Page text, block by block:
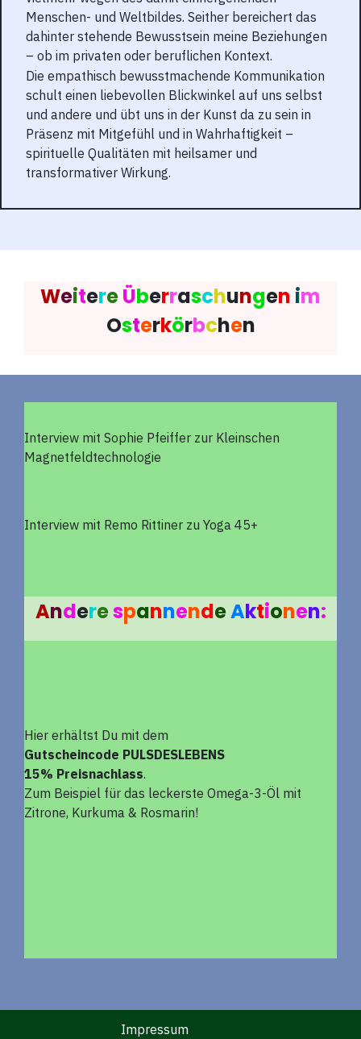
Menschen- und Weltbildes. Seither bereichert das
dahinter stehende Bewusstsein meine Beziehungen
– ob im privaten oder beruflichen Kontext.
Die empathisch bewusstmachende Kommunikation
schult einen liebevollen Blickwinkel auf uns selbst
und andere und übt uns in der Kunst da zu sein in
Präsenz mit Mitgefühl und in Wahrhaftigkeit –
spirituelle Qualitäten mit heilsamer und
transformativer Wirkung.
WeitereÜberraschungen im
Osterkörbchen
Interview mit Sophie Pfeiffer zur Kleinschen
Magnetfeldtechnologie
Interview mit Remo Rittiner zu Yoga 45+
AnderespannendeAktionen:
Hier erhältst Du mit dem
Gutscheincode PULSDESLEBENS
15% Preisnachlass.
Zum Beispiel für das leckerste Omega-3-Öl mit
Zitrone, Kurkuma & Rosmarin!
Impressum